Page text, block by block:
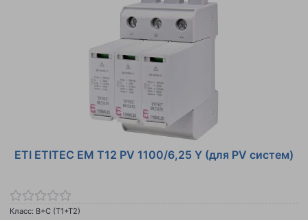
ETI ETITEC EM T12 PV 1100/6,25 Y (для PV систем)
Класс: B+C (T1+T2)